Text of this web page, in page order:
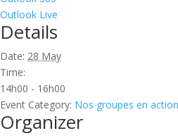
Outlook Live
Details
Date: 28 May
Time:
14h00 - 16h00
Event Category: Nos groupes en
Organizer